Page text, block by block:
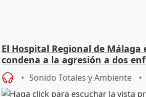
El Hospital Regional de Málaga
condena a la agresión a dos
Urgencias
Sonido Totales y Ambiente